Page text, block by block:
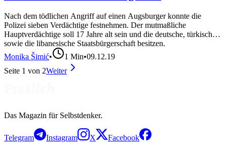
Nach dem tödlichen Angriff auf einen Augsburger konnte die
Polizei sieben Verdächtige festnehmen. Der mutmaßliche
Hauptverdächtige soll 17 Jahre alt sein und die deutsche, türkische
sowie die libanesische Staatsbürgerschaft besitzen.
Monika Šimić• 1 Min•09.12.19
Seite 1 von 2Weiter
Das Magazin für Selbstdenker.
Telegram Instagram X Facebook